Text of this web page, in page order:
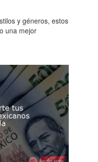
y géneros, estos
una mejor